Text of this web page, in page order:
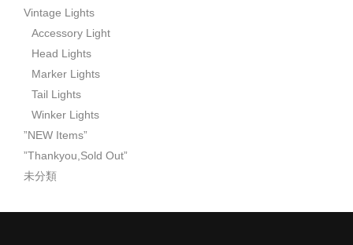
Vintage Lights
Accessory Light
Head Lights
Marker Lights
Tail Lights
Winker Lights
”NEW Items”
”Thankyou,Sold Out”
未分類